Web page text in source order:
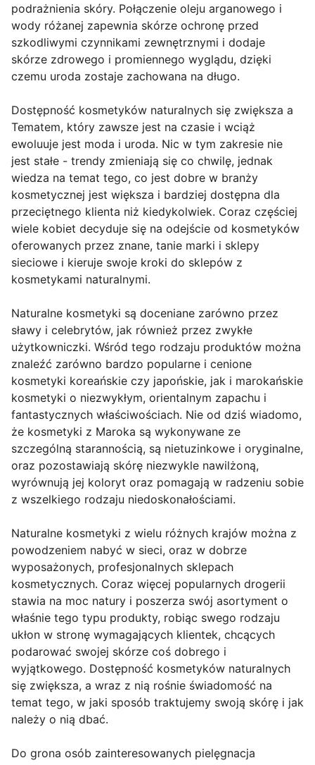
podrażnienia skóry. Połączenie oleju arganowego i
wody różanej zapewnia skórze ochronę przed
szkodliwymi czynnikami zewnętrznymi i dodaje
skórze zdrowego i promiennego wyglądu, dzięki
czemu uroda zostaje zachowana na długo.
Dostępność kosmetyków naturalnych się zwiększa a
Tematem, który zawsze jest na czasie i wciąż
ewoluuje jest moda i uroda. Nic w tym zakresie nie
jest stałe - trendy zmieniają się co chwilę, jednak
wiedza na temat tego, co jest dobre w branży
kosmetycznej jest większa i bardziej dostępna dla
przeciętnego klienta niż kiedykolwiek. Coraz częściej
wiele kobiet decyduje się na odejście od kosmetyków
oferowanych przez znane, tanie marki i sklepy
sieciowe i kieruje swoje kroki do sklepów z
kosmetykami naturalnymi.
Naturalne kosmetyki są doceniane zarówno przez
sławy i celebrytów, jak również przez zwykłe
użytkowniczki. Wśród tego rodzaju produktów można
znaleźć zarówno bardzo popularne i cenione
kosmetyki koreańskie czy japońskie, jak i marokańskie
kosmetyki o niezwykłym, orientalnym zapachu i
fantastycznych właściwościach. Nie od dziś wiadomo,
że kosmetyki z Maroka są wykonywane ze
szczególną starannością, są nietuzinkowe i oryginalne,
oraz pozostawiają skórę niezwykle nawilżoną,
wyrównują jej koloryt oraz pomagają w radzeniu sobie
z wszelkiego rodzaju niedoskonałościami.
Naturalne kosmetyki z wielu różnych krajów można z
powodzeniem nabyć w sieci, oraz w dobrze
wyposażonych, profesjonalnych sklepach
kosmetycznych. Coraz więcej popularnych drogerii
stawia na moc natury i poszerza swój asortyment o
właśnie tego typu produkty, robiąc swego rodzaju
ukłon w stronę wymagających klientek, chcących
podarować swojej skórze coś dobrego i
wyjątkowego. Dostępność kosmetyków naturalnych
się zwiększa, a wraz z nią rośnie świadomość na
temat tego, w jaki sposób traktujemy swoją skórę i jak
należy o nią dbać.
Do grona osób zainteresowanych pielęgnacja